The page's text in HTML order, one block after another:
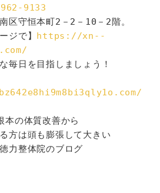
9133
区守恒本町2－2－10－2階。
ジで】 https://xn--
毎日を目指しましょう！
本の体質改善から
方は頭も膨張して大きい
力整体院のブログ